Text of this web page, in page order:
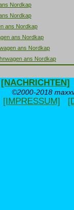
Nordkap
Nordkap
ans Nordkap
ans Nordkap
ans Nordkap
ans Nordkap
[NACHRICHTEN]
©2000-2018
[IMPRESSUM]